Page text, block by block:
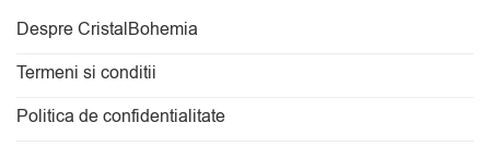
Despre CristalBohemia
Termeni si conditii
Politica de confidentialitate